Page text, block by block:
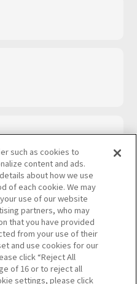
ィアポリシー
に関する保護方針
such as cookies to
content and ads.
about how we use
of each cookie. We may
use of our website
partners, who may
that you have provided
from your use of their
and use cookies for our
click “Reject All
of 16 or to reject all
settings, please click